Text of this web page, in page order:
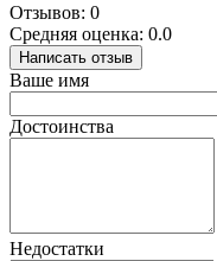
Отзывов: 0
Средняя оценка: 0.0
Написать отзыв
Ваше имя
Достоинства
Недостатки